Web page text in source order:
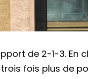
de 2-1-3. En
fois plus de